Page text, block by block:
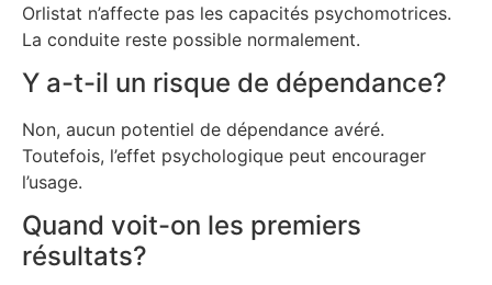
Orlistat n’affecte pas les capacités psychomotrices.
La conduite reste possible normalement.
Y a-t-il un risque de dépendance?
Non, aucun potentiel de dépendance avéré.
Toutefois, l’effet psychologique peut encourager
l’usage.
Quand voit-on les premiers
résultats?